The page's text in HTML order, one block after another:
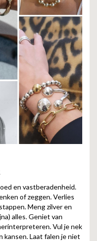
en vastberadenheid.
of zeggen. Verlies
Meng zilver en
alles. Geniet van
Vul je nek
kansen. Laat falen je niet